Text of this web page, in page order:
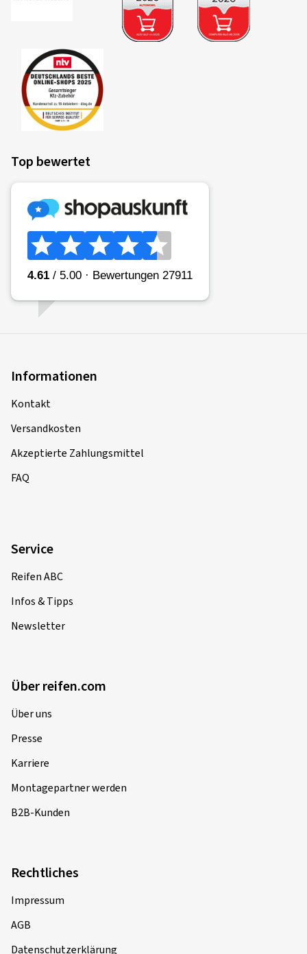
Top bewertet
Informationen
Kontakt
Versandkosten
Akzeptierte Zahlungsmittel
FAQ
Service
Reifen ABC
Infos & Tipps
Newsletter
Über reifen.com
Über uns
Presse
Karriere
Montagepartner werden
B2B-Kunden
Rechtliches
Impressum
AGB
Datenschutzerklärung